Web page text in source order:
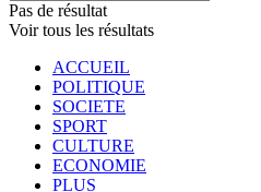
Pas de résultat
Voir tous les résultats
ACCUEIL
POLITIQUE
SOCIETE
SPORT
CULTURE
ECONOMIE
PLUS